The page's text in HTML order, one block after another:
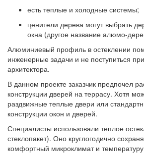
есть теплые и холодные системы;
ценители дерева могут выбрать
окна (другое название алюмо-
Алюминиевый профиль в остеклении
инженерные задачи и не поступиться
архитектора.
В данном проекте заказчик предпочел
конструкции дверей на террасу. Хотя
раздвижные теплые двери или
конструкции окон и дверей.
Специалисты использовали теплое
стеклопакет). Оно круглогодично
комфортный микроклимат и